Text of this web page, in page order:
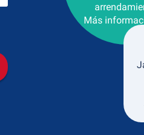
Más